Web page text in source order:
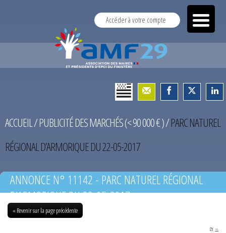
Accéder à votre compte
ACCUEIL/PUBLICITÉ DES MARCHÉS (< 90 000 € )/PARC NATUREL
RÉGIONAL D’ARMORIQUE DU 22-05-2017
ANNONCE N° 11142 - PARC NATUREL RÉGIONAL
D’ARMORIQUE DU 22-05-2017
« Revenir sur la page précédente
PDF